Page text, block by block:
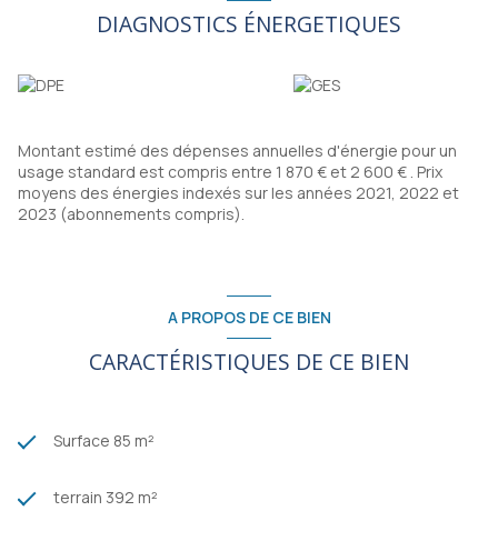
DIAGNOSTICS ÉNERGETIQUES
Montant estimé des dépenses annuelles d'énergie pour un
usage standard est compris entre 1 870 € et 2 600 € . Prix
moyens des énergies indexés sur les années 2021, 2022 et
2023 (abonnements compris).
A PROPOS DE CE BIEN
CARACTÉRISTIQUES DE CE BIEN
Surface 85 m²
terrain 392 m²